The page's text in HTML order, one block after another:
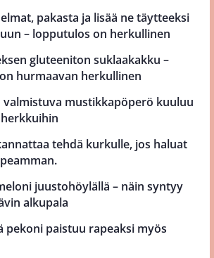
pakasta ja lisää ne täytteeksi
– lopputulos on herkullinen
gluteeniton suklaakakku –
hurmaavan herkullinen
valmistuva mustikkapöperö kuuluu
tehdä kurkulle, jos haluat
juustohöylällä – näin syntyy
alkupala
pekoni paistuu rapeaksi myös